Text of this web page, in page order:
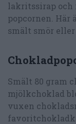
lakritssirap och
popcornen. Här
smält smör
Smält 80 gram
mjölkchoklad
vuxen